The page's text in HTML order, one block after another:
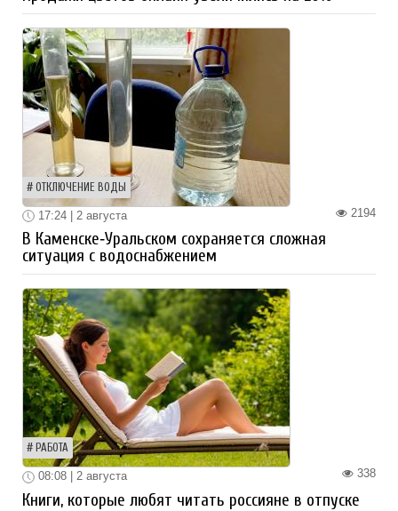
ОТКЛЮЧЕНИЕ ВОДЫ
2194
17:24 | 2 августа
В Каменске‑Уральском сохраняется сложная
ситуация с водоснабжением
РАБОТА
338
08:08 | 2 августа
Книги, которые любят читать россияне в отпуске